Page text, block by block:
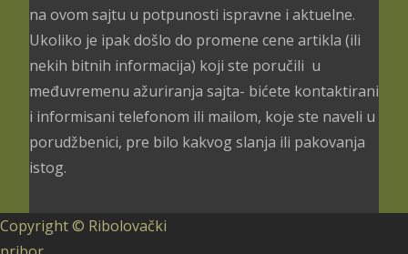
na ovom sajtu u potpunosti ispravne i aktuelne.
Ukoliko je ipak došlo do promene cene artikla (ili
nekih bitnih informacija) koji ste poručili u
međuvremenu ažuriranja sajta- bićete kontaktirani
i informisani telefonom ili mailom, koje ste naveli u
porudžbenici, pre bilo kakvog slanja ili pakovanja
istog.
Copyright © Ribolovački